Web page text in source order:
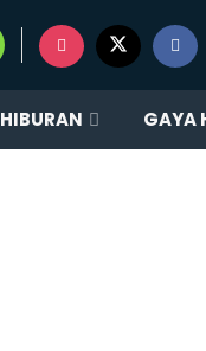
HIBURAN GAYA